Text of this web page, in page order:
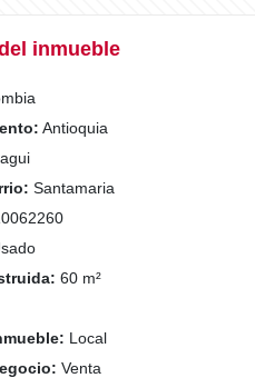
inmueble
Antioquia
Santamaria
60 m²
Local
Venta